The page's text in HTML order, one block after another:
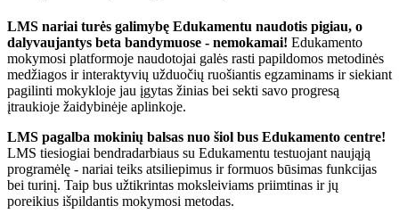
LMS nariai turės galimybę Edukamentu naudotis pigiau, o
dalyvaujantys beta bandymuose - nemokamai! Edukamento
mokymosi platformoje naudotojai galės rasti papildomos metodinės
medžiagos ir interaktyvių užduočių ruošiantis egzaminams ir siekiant
pagilinti mokykloje jau įgytas žinias bei sekti savo progresą
įtraukioje žaidybinėje aplinkoje.
LMS pagalba mokinių balsas nuo šiol bus Edukamento centre!
LMS tiesiogiai bendradarbiaus su Edukamentu testuojant naująją
programėlę - nariai teiks atsiliepimus ir formuos būsimas funkcijas
bei turinį. Taip bus užtikrintas moksleiviams priimtinas ir jų
poreikius išpildantis mokymosi metodas.